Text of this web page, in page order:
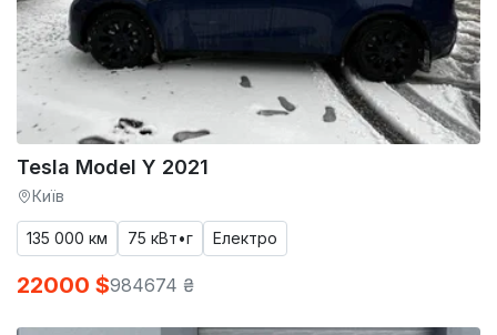
Tesla Model Y 2021
Київ
135 000 км 75 кВт•г Електро
22000 $984674 ₴